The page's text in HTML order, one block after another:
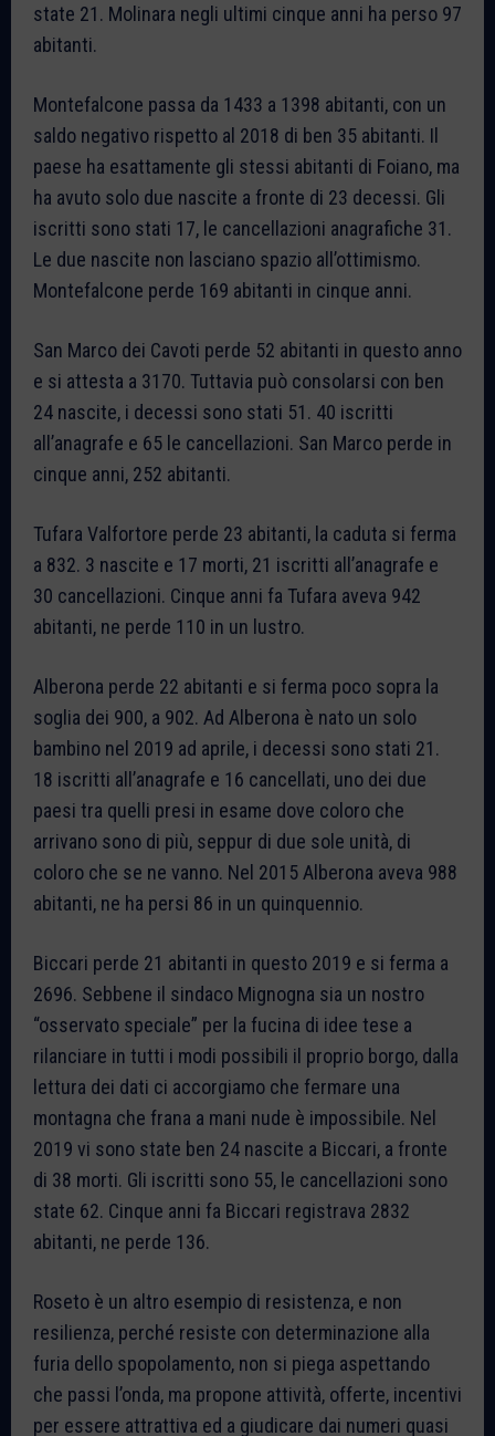
state 21. Molinara negli ultimi cinque anni ha perso 97
abitanti.
Montefalcone passa da 1433 a 1398 abitanti, con un
saldo negativo rispetto al 2018 di ben 35 abitanti. Il
paese ha esattamente gli stessi abitanti di Foiano, ma
ha avuto solo due nascite a fronte di 23 decessi. Gli
iscritti sono stati 17, le cancellazioni anagrafiche 31.
Le due nascite non lasciano spazio all’ottimismo.
Montefalcone perde 169 abitanti in cinque anni.
San Marco dei Cavoti perde 52 abitanti in questo anno
e si attesta a 3170. Tuttavia può consolarsi con ben
24 nascite, i decessi sono stati 51. 40 iscritti
all’anagrafe e 65 le cancellazioni. San Marco perde in
cinque anni, 252 abitanti.
Tufara Valfortore perde 23 abitanti, la caduta si ferma
a 832. 3 nascite e 17 morti, 21 iscritti all’anagrafe e
30 cancellazioni. Cinque anni fa Tufara aveva 942
abitanti, ne perde 110 in un lustro.
Alberona perde 22 abitanti e si ferma poco sopra la
soglia dei 900, a 902. Ad Alberona è nato un solo
bambino nel 2019 ad aprile, i decessi sono stati 21.
18 iscritti all’anagrafe e 16 cancellati, uno dei due
paesi tra quelli presi in esame dove coloro che
arrivano sono di più, seppur di due sole unità, di
coloro che se ne vanno. Nel 2015 Alberona aveva 988
abitanti, ne ha persi 86 in un quinquennio.
Biccari perde 21 abitanti in questo 2019 e si ferma a
2696. Sebbene il sindaco Mignogna sia un nostro
“osservato speciale” per la fucina di idee tese a
rilanciare in tutti i modi possibili il proprio borgo, dalla
lettura dei dati ci accorgiamo che fermare una
montagna che frana a mani nude è impossibile. Nel
2019 vi sono state ben 24 nascite a Biccari, a fronte
di 38 morti. Gli iscritti sono 55, le cancellazioni sono
state 62. Cinque anni fa Biccari registrava 2832
abitanti, ne perde 136.
Roseto è un altro esempio di resistenza, e non
resilienza, perché resiste con determinazione alla
furia dello spopolamento, non si piega aspettando
che passi l’onda, ma propone attività, offerte, incentivi
per essere attrattiva ed a giudicare dai numeri quasi